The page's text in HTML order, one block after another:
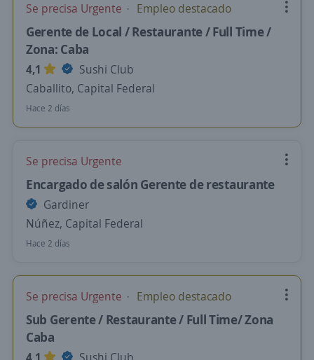
Se precisa Urgente Empleo destacado
Gerente de Local / Restaurante / Full Time /
Zona: Caba
4,1
Sushi Club
Caballito, Capital Federal
Hace 2 días
Se precisa Urgente
Encargado de salón Gerente de restaurante
Gardiner
Núñez, Capital Federal
Hace 2 días
Se precisa Urgente Empleo destacado
Sub Gerente / Restaurante / Full Time/ Zona
Caba